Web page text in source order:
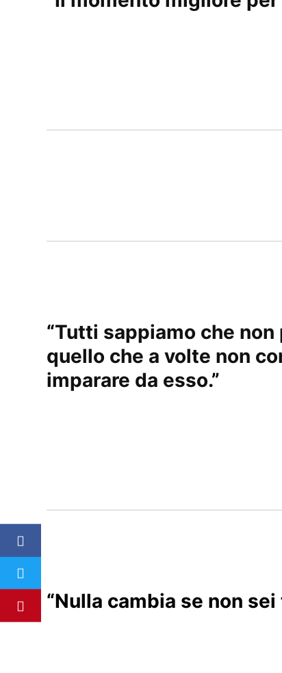
“Tutti sappiamo che
quello che a volte non
imparare da esso.”
“Nulla cambia se non